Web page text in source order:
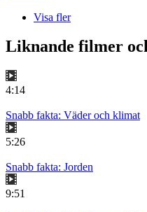
Visa fler
Liknande filmer
4:14
Snabb fakta: Väder och klimat
5:26
Snabb fakta: Jorden
9:51